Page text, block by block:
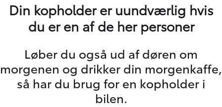
Din kopholder er uundværlig hvis
du er en af de her personer
Løber du også ud af døren om
morgenen og drikker din morgenkaffe,
så har du brug for en kopholder i
bilen.